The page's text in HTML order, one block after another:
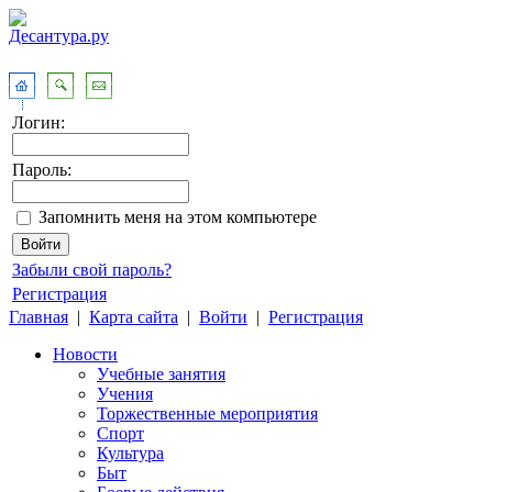
Логин:
Пароль:
Запомнить меня на этом компьютере
Забыли свой пароль?
Регистрация
Главная | Карта сайта | Войти | Регистрация
Новости
Учебные занятия
Учения
Торжественные мероприятия
Спорт
Культура
Быт